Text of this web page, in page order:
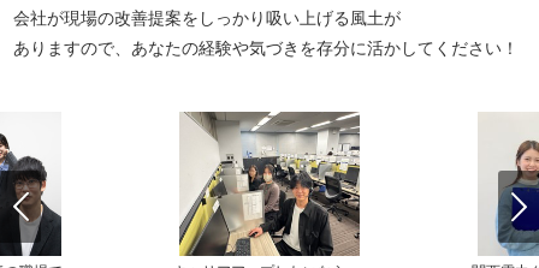
会社が現場の改善提案をしっかり吸い上げる風土が
ありますので、あなたの経験や気づきを存分に活かしてください！